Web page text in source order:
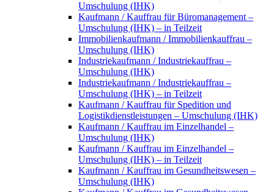
Umschulung (IHK)
Kaufmann / Kauffrau für Büromanagement –
Umschulung (IHK) – in Teilzeit
Immobilienkaufmann / Immobilienkauffrau –
Umschulung (IHK)
Industriekaufmann / Industriekauffrau –
Umschulung (IHK)
Industriekaufmann / Industriekauffrau –
Umschulung (IHK) – in Teilzeit
Kaufmann / Kauffrau für Spedition und
Logistikdienstleistungen – Umschulung (IHK)
Kaufmann / Kauffrau im Einzelhandel –
Umschulung (IHK)
Kaufmann / Kauffrau im Einzelhandel –
Umschulung (IHK) – in Teilzeit
Kaufmann / Kauffrau im Gesundheitswesen –
Umschulung (IHK)